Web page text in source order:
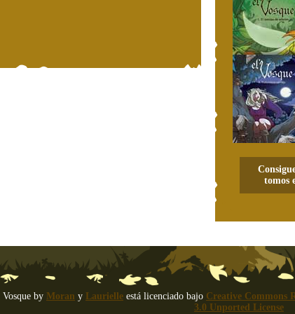
tomos
by Moran y Laurielle está licenciado bajo Creative Commons
3.0 Unported License